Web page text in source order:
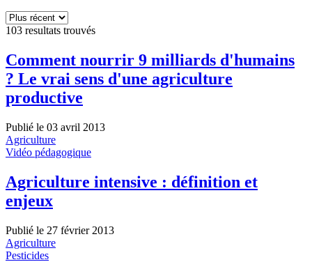
103 resultats trouvés
Comment nourrir 9 milliards d'humains
? Le vrai sens d'une agriculture
productive
Publié le 03 avril 2013
Agriculture
Vidéo pédagogique
Agriculture intensive : définition et
enjeux
Publié le 27 février 2013
Agriculture
Pesticides